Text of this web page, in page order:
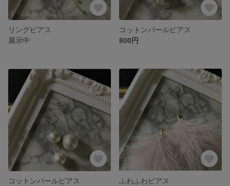
リングピアス
展示中
コットンパールピアス
800円
コットンパールピアス
ふわふわピアス